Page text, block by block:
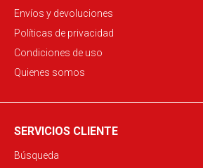
Envíos y devoluciones
Políticas de privacidad
Condiciones de uso
Quienes somos
SERVICIOS CLIENTE
Búsqueda